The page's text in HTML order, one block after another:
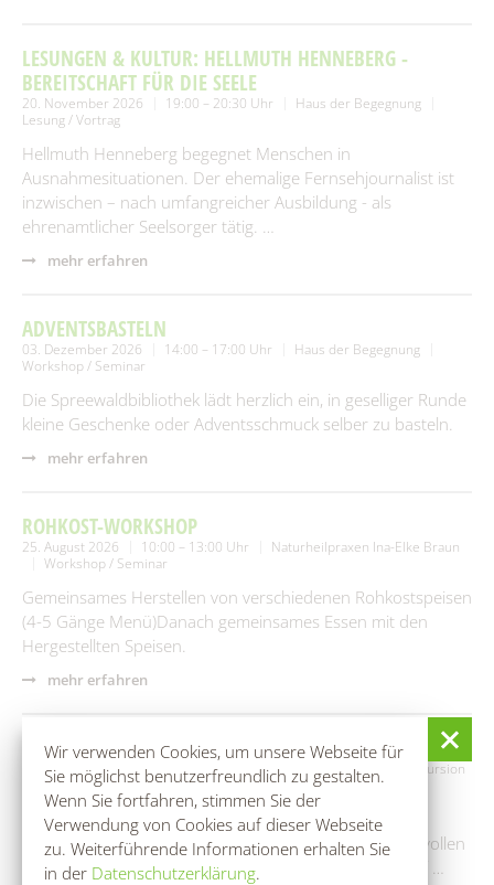
Wir verwenden Cookies, um unsere Webseite für
Sie möglichst benutzerfreundlich zu gestalten.
Wenn Sie fortfahren, stimmen Sie der
Verwendung von Cookies auf dieser Webseite
zu. Weiterführende Informationen erhalten Sie
in der Datenschutzerklärung.
LESUNGEN & KULTUR: HELLMUTH HENNEBERG -
BEREITSCHAFT FÜR DIE SEELE
20. November 2026 19:00 – 20:30 Uhr
Haus der Begegnung
Lesung / Vortrag
Hellmuth Henneberg begegnet Menschen in
Ausnahmesituationen. Der ehemalige Fernsehjournalist ist
inzwischen – nach umfangreicher Ausbildung - als
ehrenamtlicher Seelsorger tätig. …
mehr erfahren
ADVENTSBASTELN
03. Dezember 2026 14:00 – 17:00 Uhr
Haus der Begegnung
Workshop / Seminar
Die Spreewaldbibliothek lädt herzlich ein, in geselliger Runde
kleine Geschenke oder Adventsschmuck selber zu basteln.
mehr erfahren
ROHKOST-WORKSHOP
25. August 2026 10:00 – 13:00 Uhr
Naturheilpraxen Ina-Elke Braun
Workshop / Seminar
Gemeinsames Herstellen von verschiedenen Rohkostspeisen
(4-5 Gänge Menü)Danach gemeinsames Essen mit den
Hergestellten Speisen.
mehr erfahren
RANGERTOUR: IM REICH DES SCHLANGENKÖNIGS
28. August 2026 09:00 – 15:00 Uhr Bootshaus Rehnus
Exkursion
/ Wanderung
Der Spreewald ist weithin für seinen Wasserreichtum
bekannt. Doch wer die Lebensadern dieses geheimnisvollen
Fließlabyrinths wirklich kennenlernen möchte, kann auf …